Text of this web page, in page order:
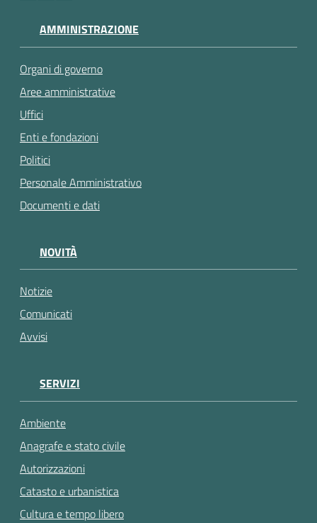
AMMINISTRAZIONE
Organi di governo
Aree amministrative
Uffici
Enti e fondazioni
Politici
Personale Amministrativo
Documenti e dati
NOVITÀ
Notizie
Comunicati
Avvisi
SERVIZI
Ambiente
Anagrafe e stato civile
Autorizzazioni
Catasto e urbanistica
Cultura e tempo libero